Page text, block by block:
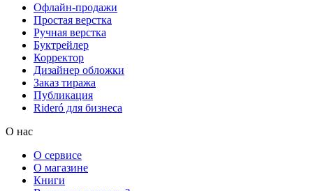
Офлайн-продажи
Простая верстка
Ручная верстка
Буктрейлер
Корректор
Дизайнер обложки
Заказ тиража
Публикация
Rideró для бизнеса
О нас
О сервисе
О магазине
Книги